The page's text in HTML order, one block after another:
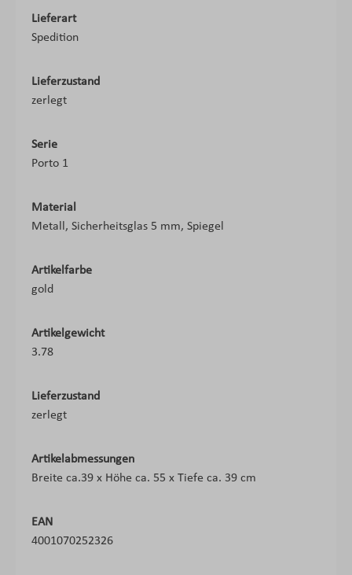
Lieferart
Spedition
Lieferzustand
zerlegt
Serie
Porto 1
Material
Metall, Sicherheitsglas 5 mm, Spiegel
Artikelfarbe
gold
Artikelgewicht
3.78
Lieferzustand
zerlegt
Artikelabmessungen
Breite ca.39 x Höhe ca. 55 x Tiefe ca. 39 cm
EAN
4001070252326